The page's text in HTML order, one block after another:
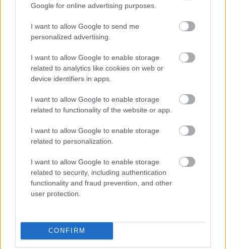
Google for online advertising purposes.
I want to allow Google to send me
personalized advertising.
I want to allow Google to enable storage
related to analytics like cookies on web or
device identifiers in apps.
I want to allow Google to enable storage
related to functionality of the website or app.
I want to allow Google to enable storage
related to personalization.
I want to allow Google to enable storage
related to security, including authentication
functionality and fraud prevention, and other
user protection.
CONFIRM
Πρώτη μέτρηση αντινετρίνων από
μετά την απενεργοποίηση
αντιδραστήρα
Ψεύτικες ενημερώσεις Adobe και
πρόσβασης